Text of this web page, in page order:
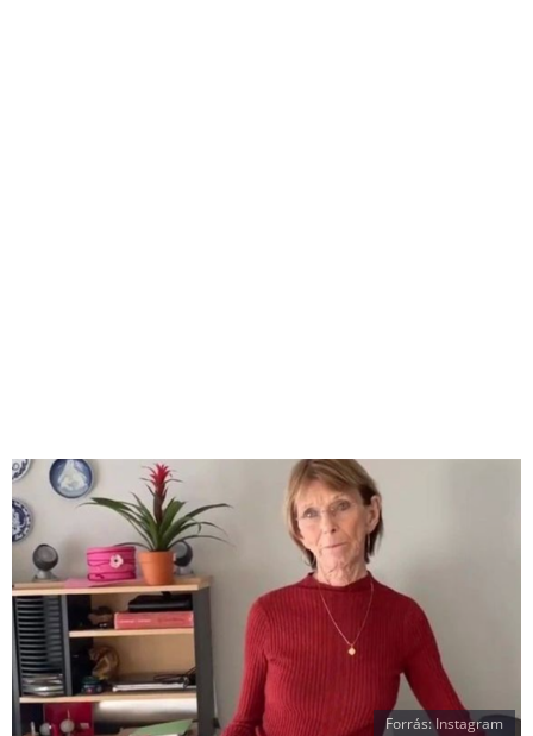
Forrás: Instagram